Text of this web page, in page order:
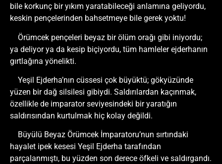
bile korkunç bir yıkım yaratabileceği anlamına geliyordu,
keskin pençelerinden bahsetmeye bile gerek yoktu!
Örümcek pençeleri beyaz bir ölüm orağı gibi iniyordu;
ya deliyor ya da kesip biçiyordu, tüm hamleler ejderhanın
gırtlağına yönelikti.
Yeşil Ejderha’nın cüssesi çok büyüktü; gökyüzünde
yüzen bir dağ silsilesi gibiydi. Saldırılardan kaçınmak,
özellikle de imparator seviyesindeki bir yaratığın
saldırısından kurtulmak hiç kolay değildi.
Büyülü Beyaz Örümcek İmparatoru’nun sırtındaki
hayalet ipek kesesi Yeşil Ejderha tarafından
parçalanmıştı, bu yüzden son derece öfkeli ve saldırgandı.